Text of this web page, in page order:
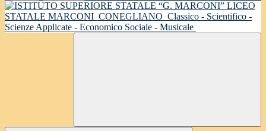
LICEO
STATALE MARCONI CONEGLIANO Classico - Scientifico -
Scienze Applicate - Economico Sociale - Musicale